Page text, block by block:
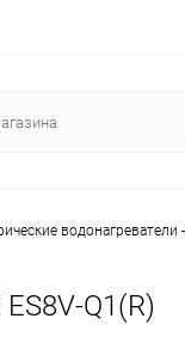
водонагреватели
Q1(R)